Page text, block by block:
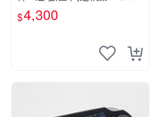
修一年 品質有保障
$4,300